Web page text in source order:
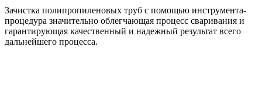
Зачистка полипропиленовых труб с помощью инструмента-
процедура значительно облегчающая процесс сваривания и
гарантирующая качественный и надежный результат всего
дальнейшего процесса.